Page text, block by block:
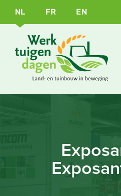
NL FR EN